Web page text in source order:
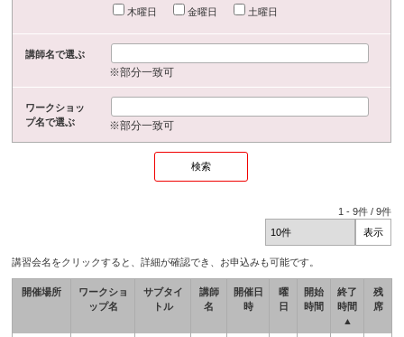
木曜日
金曜日 土曜日
講師名で選ぶ
※部分一致可
ワークショッ
プ名で選ぶ
※部分一致可
1 -9件 /9件
講習会名をクリックすると、詳細が確認でき、お申込みも可能です。
開催場所
ワークショ
ップ名
サブタイ
トル
講師
名
開催日
時
曜
日
開始
時間
終了
時間
▲
残
席